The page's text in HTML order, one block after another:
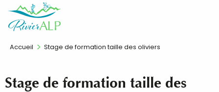
contenu
FR
Accueil Stage de formation taille des oliviers
Stage de formation taille des